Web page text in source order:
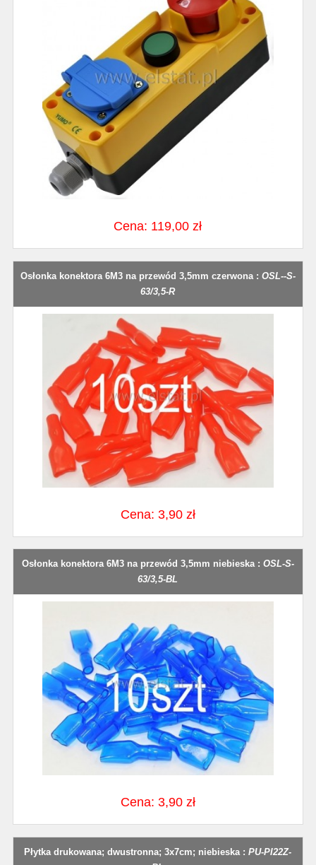
Cena: 119,00 zł
Osłonka konektora 6M3 na przewód 3,5mm czerwona : OSL--S-
63/3,5-R
Cena: 3,90 zł
Osłonka konektora 6M3 na przewód 3,5mm niebieska : OSL-S-
63/3,5-BL
Cena: 3,90 zł
Płytka drukowana; dwustronna; 3x7cm; niebieska :PU-PI22Z-